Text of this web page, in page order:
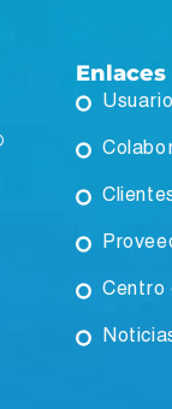
Enlaces
Centro